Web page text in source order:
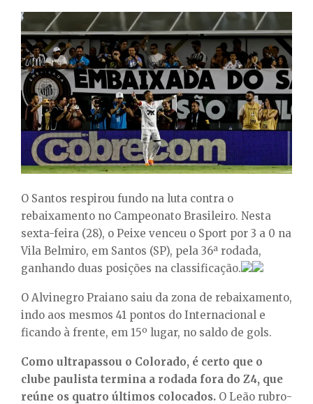
M
E
N
U
O Santos respirou fundo na luta contra o
rebaixamento no Campeonato Brasileiro. Nesta
sexta-feira (28), o Peixe venceu o Sport por 3 a 0 na
Vila Belmiro, em Santos (SP), pela 36ª rodada,
ganhando duas posições na classificação.
O Alvinegro Praiano saiu da zona de rebaixamento,
indo aos mesmos 41 pontos do Internacional e
ficando à frente, em 15º lugar, no saldo de gols.
Como ultrapassou o Colorado, é certo que o
clube paulista termina a rodada fora do Z4, que
reúne os quatro últimos colocados. O Leão rubro-